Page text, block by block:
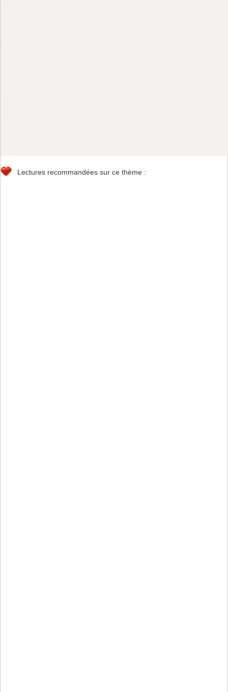
Lectures recommandées sur ce thème :